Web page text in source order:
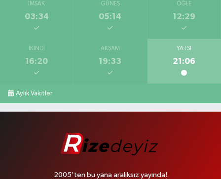
İMSAK
03:34
GÜNEŞ
05:14
ÖĞLE
12:29
İKINDI
16:20
AKŞAM
19:33
YATSI
21:06
Aylık Vakitler
2005'ten bu yana aralıksız yayında!